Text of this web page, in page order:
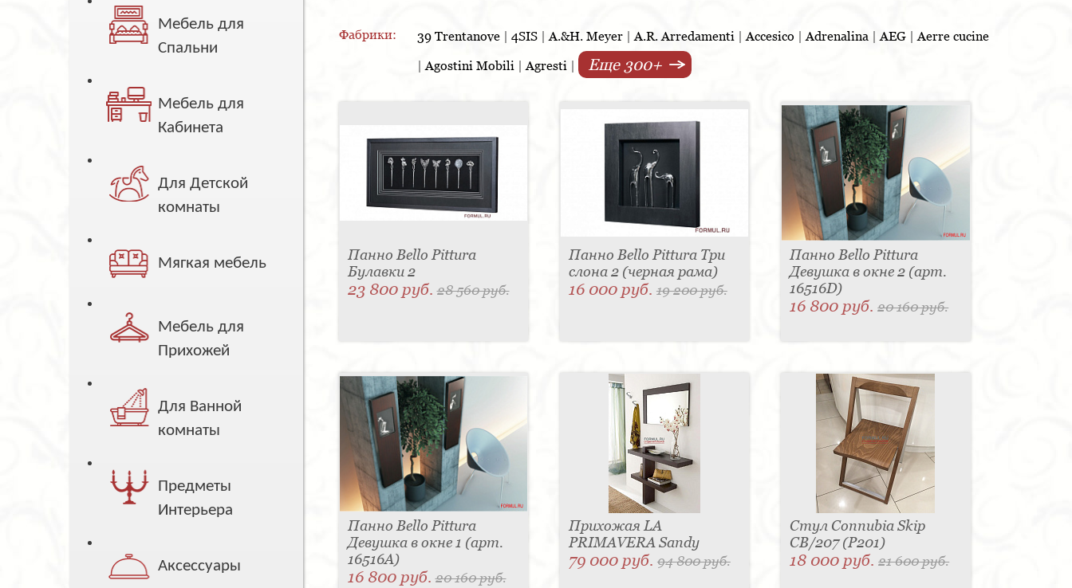
Мебель для
Спальни
Мебель для
Кабинета
Для Детской
комнаты
Мягкая мебель
Мебель для
Прихожей
Для Ванной
комнаты
Предметы
Интерьера
Аксессуары
Фабрики: 39 Trentanove| 4SIS| A.&H. Meyer| A.R. Arredamenti | Accesico | Adrenalina | AEG| Aerre cucine
| Agostini Mobili | Agresti | Еще 300+
Панно Bello Pittura
Булавки 2
23 800 руб.28 560 руб.
Панно Bello Pittura Три
слона 2 (черная рама)
16 000 руб. 19 200 руб.
Панно Bello Pittura
Девушка в окне 2 (арт.
16516D)
16 800 руб.20 160 руб.
Панно Bello Pittura
Девушка в окне 1 (арт.
16516A)
16 800 руб.20 160 руб.
Прихожая LA
PRIMAVERA Sandy
79 000 руб. 94 800 руб.
Стул Connubia Skip
CB/207 (Р201)
18 000 руб.21 600 руб.